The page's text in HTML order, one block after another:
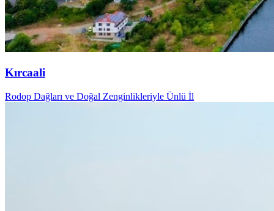
Kırcaali
Rodop Dağları ve Doğal Zenginlikleriyle Ünlü İl